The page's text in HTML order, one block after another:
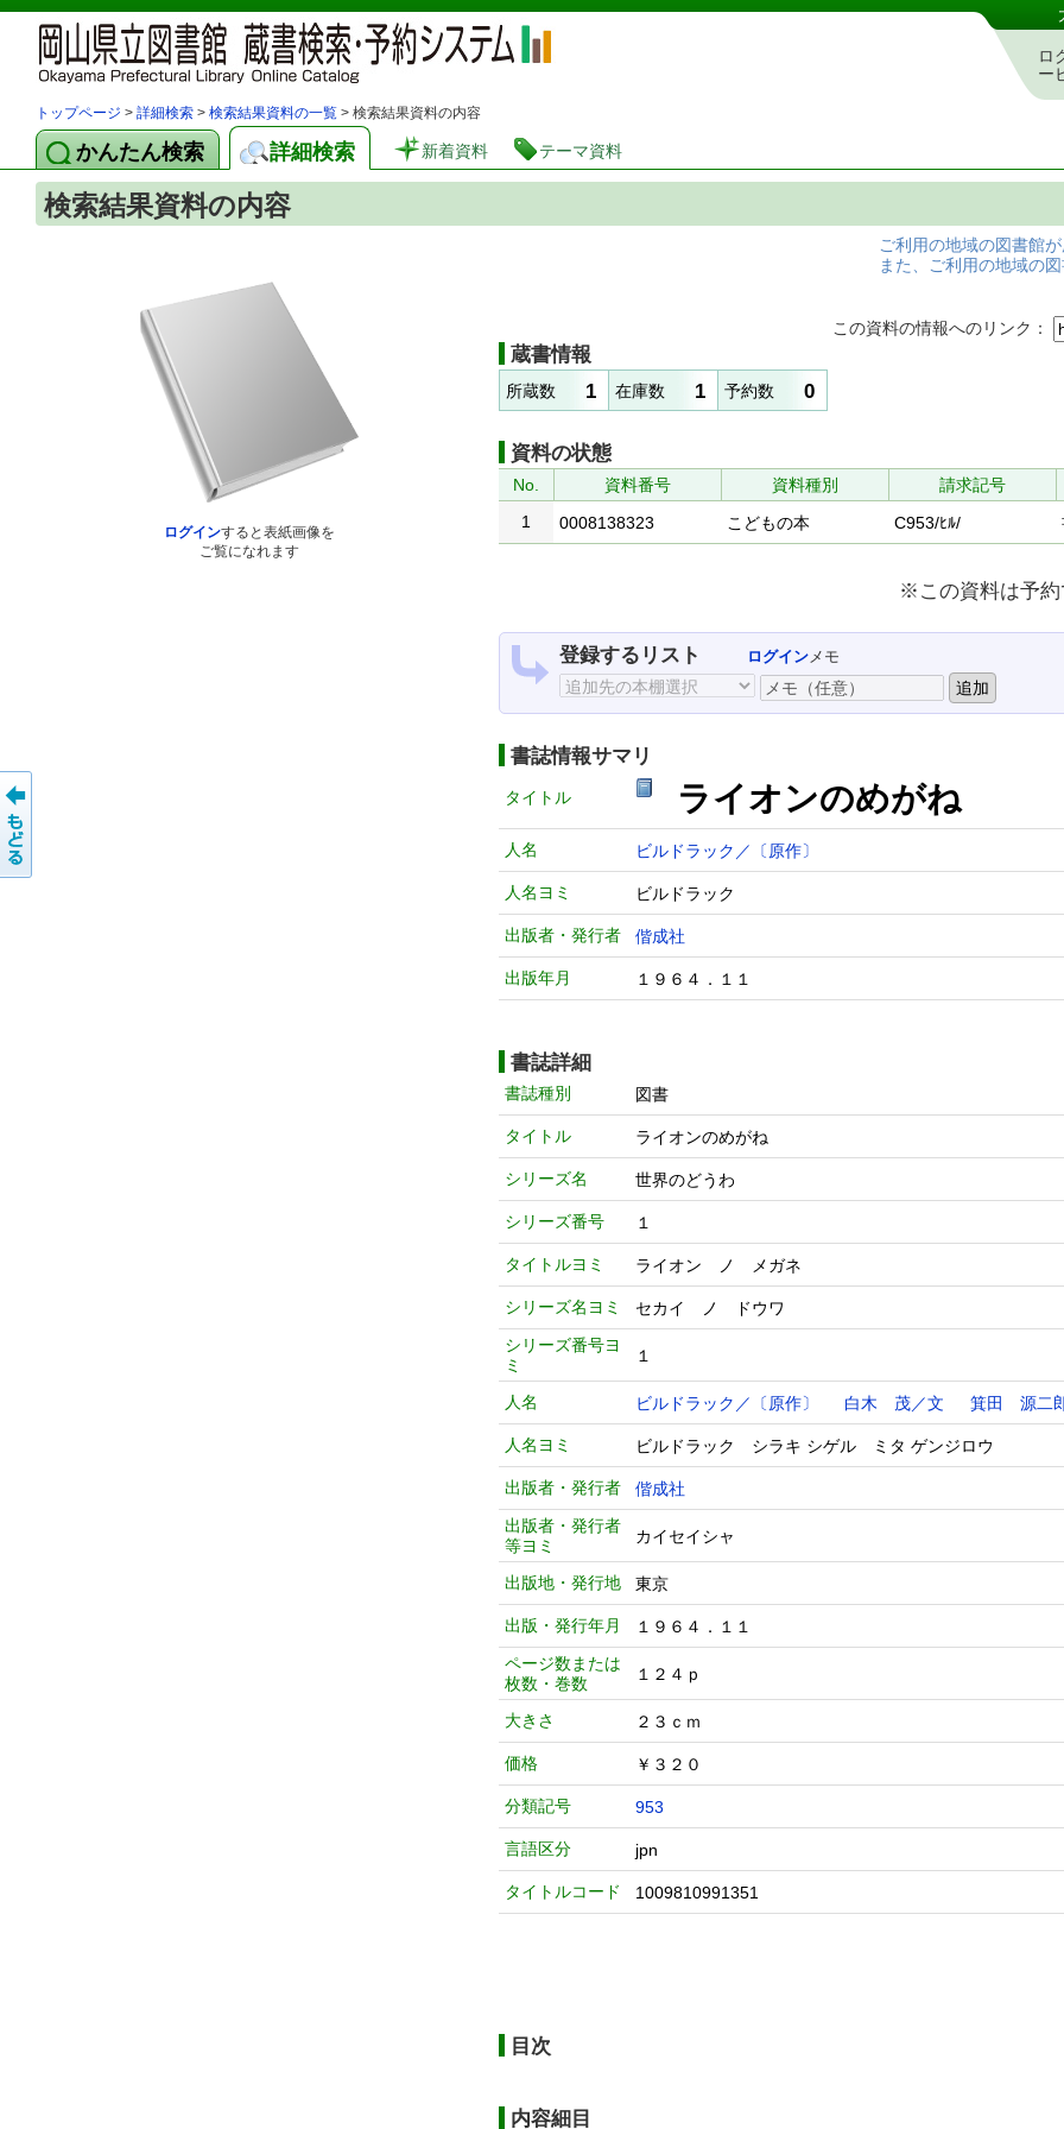
岡山県立図書館 蔵書検索・予約システム
ロ
ー
トップページ > 詳細検索 > 検索結果資料の一覧 > 検索結果資料の内容
かんたん検索 詳細検索 新着資料 テーマ資料
検索結果資料の内容
ログインすると表紙画像を
ご覧になれます
ご利用の地域の図書館
また、ご利用の地域の
この資料の情報へのリンク：
蔵書情報
所蔵数 1 在庫数 1 予約数 0
資料の状態
No. 資料番号 資料種別
請求記号
1
0008138323 こどもの本 C953/ﾋﾙ/
※この資料は予約
登録するリスト ログインメモ
書誌情報サマリ
タイトル ライオンのめがね
人名 ビルドラック／〔原作〕
人名ヨミ ビルドラック
出版者・発行者 偕成社
出版年月 １９６４．１１
書誌詳細
書誌種別 図書
タイトル ライオンのめがね
シリーズ名 世界のどうわ
シリーズ番号 １
タイトルヨミ ライオン ノ メガネ
シリーズ名ヨミ
セカイ ノ ドウワ
シリーズ番号ヨ
ミ
１
人名 ビルドラック／〔原作〕 白木 茂／文 箕田 源二
人名ヨミ ビルドラック シラキ シゲル ミタ ゲンジロウ
出版者・発行者
偕成社
出版者・発行者
等ヨミ
カイセイシャ
出版地・発行地 東京
出版・発行年月
１９６４．１１
ページ数または
枚数・巻数
１２４ｐ
大きさ ２３ｃｍ
価格 ￥３２０
分類記号 953
言語区分 jpn
タイトルコード 1009810991351
目次
内容細目